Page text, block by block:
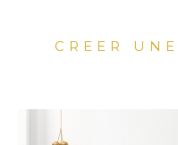
CREER